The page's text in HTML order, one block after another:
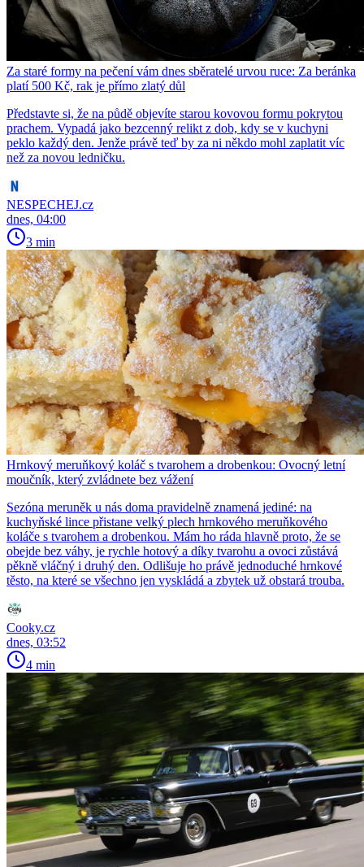
Za staré formy na pečení vám dnes sběratelé urvou ruce: Za beránka
platí 500 Kč, rak je přímo zlatý důl
Představte si, že na půdě objevíte starou kovovou formu pokrytou
prachem. Vypadá jako bezcenný relikt z dob, kdy se v kuchyni
peklo každý den. Jenže právě teď by za ni někdo mohl zaplatit víc
než za novou ledničku.
NESPECHEJ.cz
dnes, 04:00
3 min
Hrnkový meruňkový koláč s tvarohem a drobenkou: Ovocný letní
moučník, který zvládnete bez vážení
Sezóna meruněk u nás doma pravidelně znamená jediné: na
kuchyňské lince přistane velký plech hrnkového meruňkového
koláče s tvarohem a drobenkou. Mám ho ráda hlavně proto, že se
obejde bez váhy, je rychle hotový a díky tvarohu a ovoci zůstává
pěkně vláčný i druhý den. Odlišuje ho právě jednoduché hrnkové
těsto, na které se všechno jen vyskládá a zbytek už obstará trouba.
Cooky.cz
dnes, 03:52
4 min